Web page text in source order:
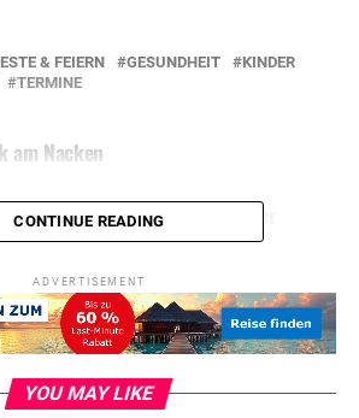
& FEIERN GESUNDHEIT
KINDER
TERMINE
am Nacken
am 07. September
CONTINUE READING
ADVERTISEMENT
YOU MAY LIKE